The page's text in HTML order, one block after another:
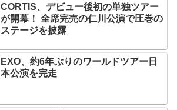
CORTIS、デビュー後初の単独ツアー
が開幕！ 全席完売の仁川公演で圧巻の
ステージを披露
EXO、約6年ぶりのワールドツアー日
本公演を完走